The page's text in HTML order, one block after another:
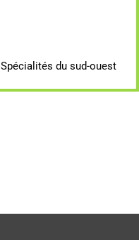
Spécialités du sud-ouest